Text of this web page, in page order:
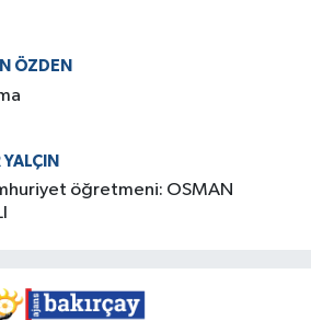
ÖZDEN
öğretmeni: OSMAN